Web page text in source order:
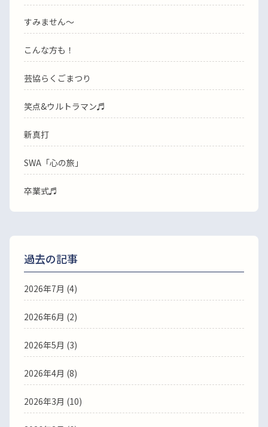
すみません〜
こんな方も！
芸協らくごまつり
笑点&ウルトラマン♬
新真打
SWA「心の旅」
卒業式♬
過去の記事
2026年7月 (4)
2026年6月 (2)
2026年5月 (3)
2026年4月 (8)
2026年3月 (10)